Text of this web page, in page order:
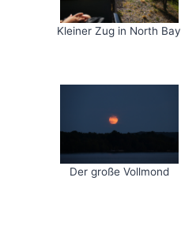
Kleiner Zug in North Bay
Der große Vollmond